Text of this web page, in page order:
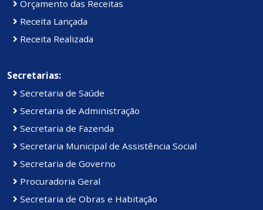
Orçamento das Receitas
Receita Lançada
Receita Realizada
Secretarias:
Secretaria de Saúde
Secretaria de Administração
Secretaria de Fazenda
Secretaria Municipal de Assistência Social
Secretaria de Governo
Procuradoria Geral
Secretaria de Obras e Habitação